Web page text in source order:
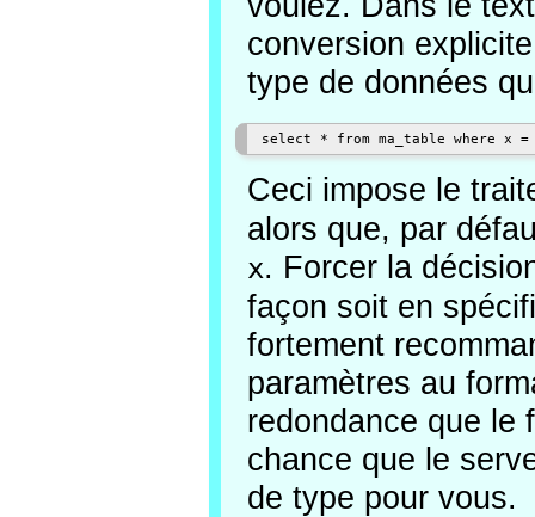
conversion
type de données
Ceci impose le
alors que, par
x. Forcer la
façon soit en
fortement
paramètres au
redondance que le
chance que le
de type pour vous.